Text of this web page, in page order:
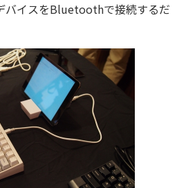
バイスをBluetoothで接続するだ